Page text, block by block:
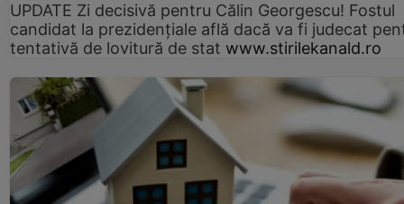
UPDATE Zi decisivă pentru Călin Georgescu! Fostul
candidat la prezidențiale află dacă va fi judecat
tentativă de lovitură de stat www.stirilekanald.ro